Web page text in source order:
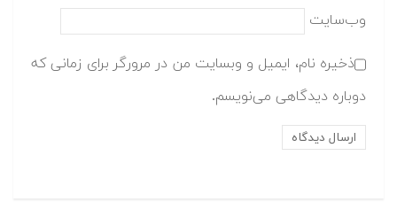
وب‌سایت
ذخیره نام، ایمیل و وبسایت من در مرورگر برای زمانی که
دوباره دیدگاهی می‌نویسم.